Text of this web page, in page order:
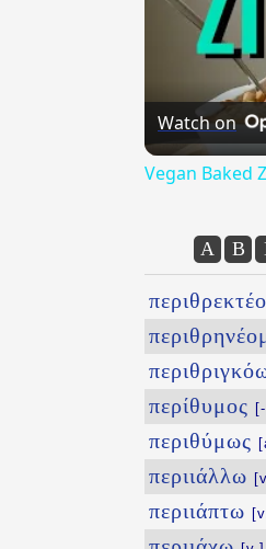
Watch on
Vegan Baked
Α Β
περίθυμος
περιθύμως
περιιάλλω
περιιάπτω